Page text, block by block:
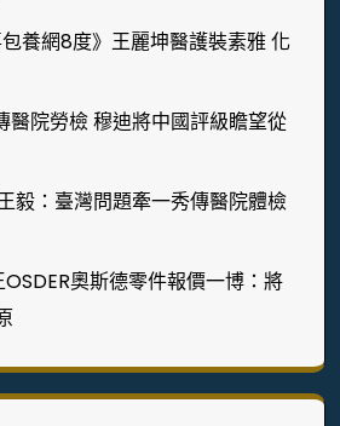
包養網8度》王麗坤醫護裝素雅 化
醫院勞檢 穆迪將中國評級瞻望從
毅：臺灣問題牽一秀傳醫院體檢
OSDER奧斯德零件報價一博：將